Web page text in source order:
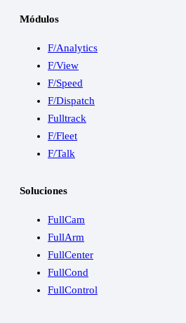
Módulos
F/Analytics
F/View
F/Speed
F/Dispatch
Fulltrack
F/Fleet
F/Talk
Soluciones
FullCam
FullArm
FullCenter
FullCond
FullControl